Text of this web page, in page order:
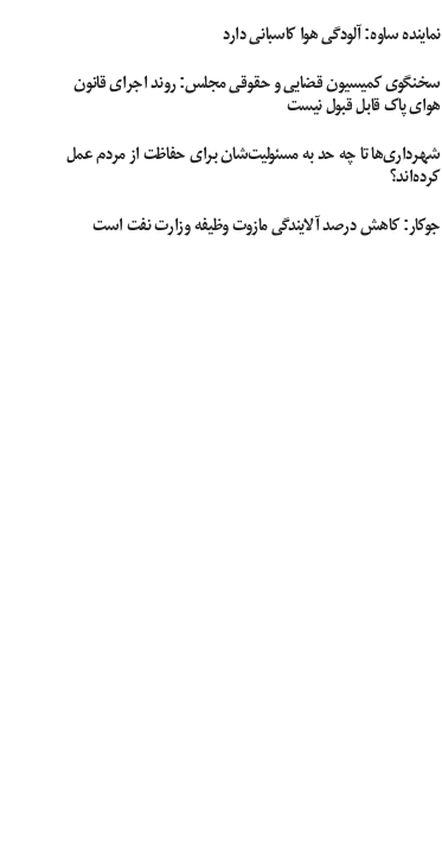
نماینده ساوه: آلودگی هوا کاسبانی دارد
سخنگوی کمیسیون قضایی و حقوقی مجلس: روند اجرای قانون
هوای پاک قابل قبول نیست
شهرداری‌ها تا چه حد به مسئولیت‌شان برای حفاظت از مردم عمل
کرده‌اند؟
جوکار: کاهش درصد آلایندگی مازوت وظیفه وزارت نفت است